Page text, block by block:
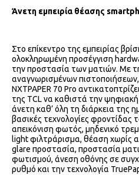
Άνετη εμπειρία θέασης
Στο επίκεντρο της εμπειρίας
ολοκληρωμένη προσέγγιση
την προστασία των ματιών. Με
αναγνωρισμένων πιστοποιήσεων,
NXTPAPER 70 Pro
της TCL να καθιστά την ψηφιακή
άνετη καθ’ όλη τη διάρκεια της
βασικές τεχνολογίες φροντίδας
απεικόνιση φωτός, μηδενικό
light φιλτράρισμα, θέαση χωρίς
glare προστασία, προστασία
φωτισμού, άνεση οθόνης σε
ρυθμό και την τεχνολογία